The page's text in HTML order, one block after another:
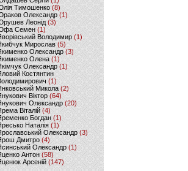
Тимошенко (8)
Олександр (1)
Леонід (3)
Семен (1)
Володимир (1)
Мирослав (5)
Олександр (3)
Олена(1)
Олександр (1)
Костянтин
(1)
Микола(2)
Віктор (64)
Олександр(20)
Віталій(4)
Богдан(1)
Наталія(1)
Олександр (3)
Дмитро (4)
Олександр (1)
Антон(58)
Арсеній (147)